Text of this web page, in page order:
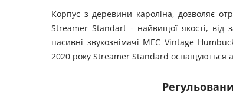
Корпус з деревини кароліна, дозволяє
Streamer Standart - найвищої якості, від
пасивні звукознімачі MEC Vintage
2020 року Streamer Standard оснащуються